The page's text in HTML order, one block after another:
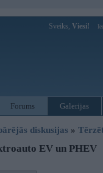
Sveiks, Viesi!
Forums Galerijas
diskusijas »
EV un PHEV